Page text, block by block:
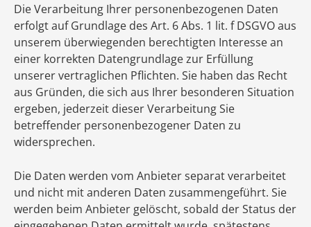
Die Verarbeitung Ihrer personenbezogenen Daten
erfolgt auf Grundlage des Art. 6 Abs. 1 lit. f DSGVO aus
unserem überwiegenden berechtigten Interesse an
einer korrekten Datengrundlage zur Erfüllung
unserer vertraglichen Pflichten. Sie haben das Recht
aus Gründen, die sich aus Ihrer besonderen Situation
ergeben, jederzeit dieser Verarbeitung Sie
betreffender personenbezogener Daten zu
widersprechen.
Die Daten werden vom Anbieter separat verarbeitet
und nicht mit anderen Daten zusammengeführt. Sie
werden beim Anbieter gelöscht, sobald der Status der